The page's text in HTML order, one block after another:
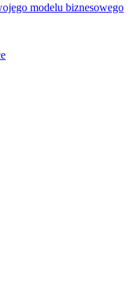
modelu biznesowego